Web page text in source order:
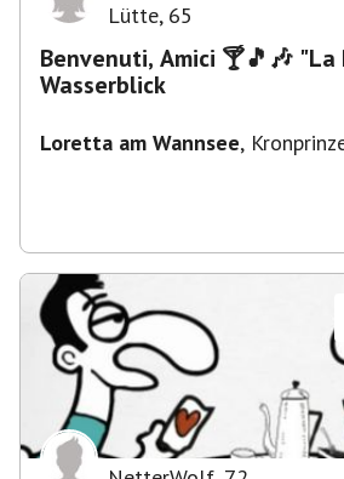
Lütte, 65
Benvenuti, Amici 🍸🎵🎶 "La Dolce Vita"mit
Wasserblick
Loretta am Wannsee,